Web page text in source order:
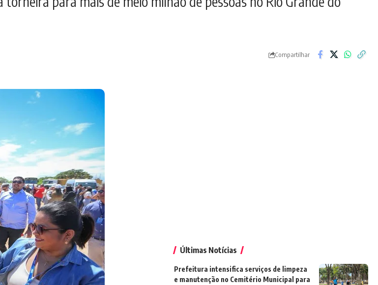
Compartilhar
Últimas Notícias
Prefeitura intensifica serviços de limpeza
e manutenção no Cemitério Municipal para